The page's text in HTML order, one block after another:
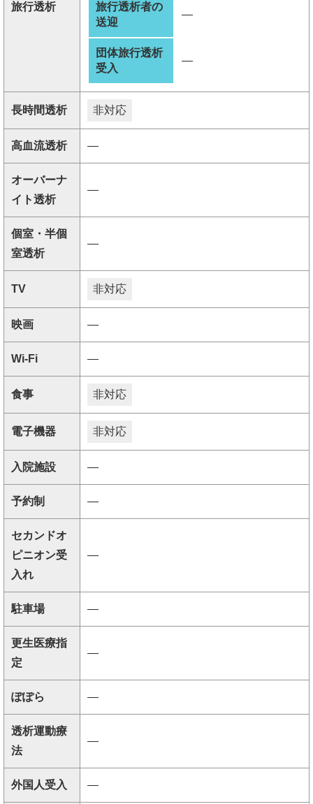
旅行透析
旅行透析者の
送迎
―
団体旅行透析
受入
―
長時間透析 非対応
高血流透析 ―
オーバーナ
イト透析
―
個室・半個
室透析
―
TV 非対応
映画 ―
Wi-Fi ―
食事 非対応
電子機器 非対応
入院施設 ―
予約制 ―
セカンドオ
ピニオン受
入れ
―
駐車場 ―
更生医療指
定
―
ぽぽら ―
透析運動療
法
―
外国人受入 ―